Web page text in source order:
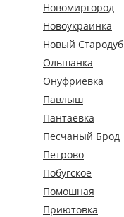
Новомиргород
Новоукраинка
Новый Стародуб
Ольшанка
Онуфриевка
Павлыш
Пантаевка
Песчаный Брод
Петрово
Побугское
Помошная
Приютовка